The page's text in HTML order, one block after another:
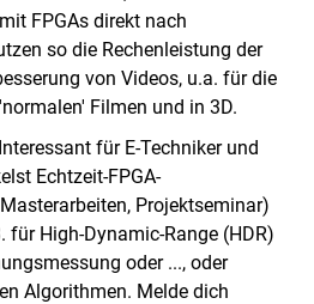
FPGAs direkt nach
so die Rechenleistung der
von Videos, u.a. für die
Filmen und in 3D.
Interessant für E-Techniker und
Echtzeit-FPGA-
Projektseminar)
für High-Dynamic-Range (HDR)
oder ..., oder
Algorithmen. Melde dich